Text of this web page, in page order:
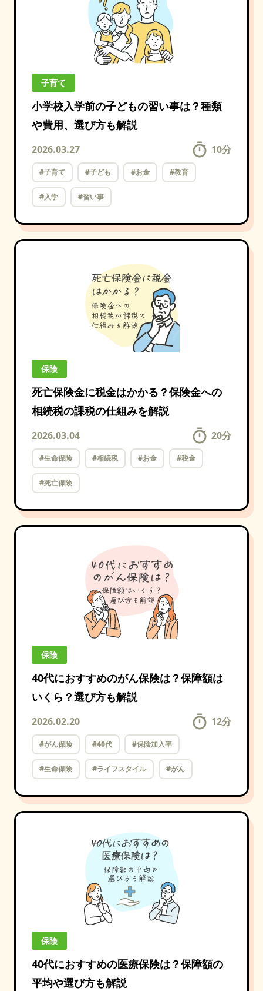
子育て
小学校入学前の子どもの習い事は？種類
や費用、選び方も解説
2026.03.27 10分
#子育て #子ども #お金 #教育
#入学 #習い事
保険
死亡保険金に税金はかかる？保険金への
相続税の課税の仕組みを解説
2026.03.04 20分
#生命保険 #相続税 #お金 #税金
#死亡保険
保険
40代におすすめのがん保険は？保障額は
いくら？選び方も解説
2026.02.20 12分
#がん保険 #40代 #保険加入率
#生命保険 #ライフスタイル #がん
保険
40代におすすめの医療保険は？保障額の
平均や選び方も解説